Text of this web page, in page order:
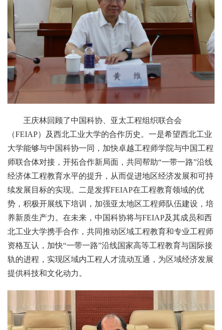
王庆林回顾了中国科协、亚太工程组织联合会
（FEIAP）及西北工业大学的合作历史。一是希望西北工业
大学能够与中国科协一同，加快卓越工程师学院与中国工程
师联合体对接，开拓合作新局面，共同帮助“一带一路”沿线
经济体工程教育水平的提升，从而促进地区经济发展和可持
续发展目标的实现。二是发挥FEIAP在工程教育领域的优
势，积极开展线下培训，加强亚太地区工程师队伍建设，培
养新质生产力。在未来，中国科协将与FEIAP及其成员和西
北工业大学携手合作，共同推动区域工程教育和专业工程师
资格互认，加快“一带一路”沿线国家高等工程教育与国际接
轨的进程，实现区域内工程人才流动互通，为区域经济发展
提供科技和文化动力。